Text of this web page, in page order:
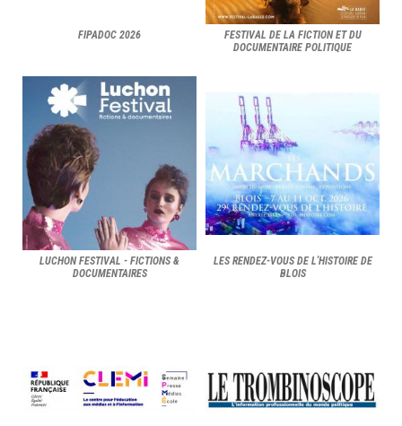
FIPADOC 2026
FESTIVAL DE LA FICTION ET DU
DOCUMENTAIRE POLITIQUE
LUCHON FESTIVAL - FICTIONS &
DOCUMENTAIRES
LES RENDEZ-VOUS DE L'HISTOIRE DE
BLOIS